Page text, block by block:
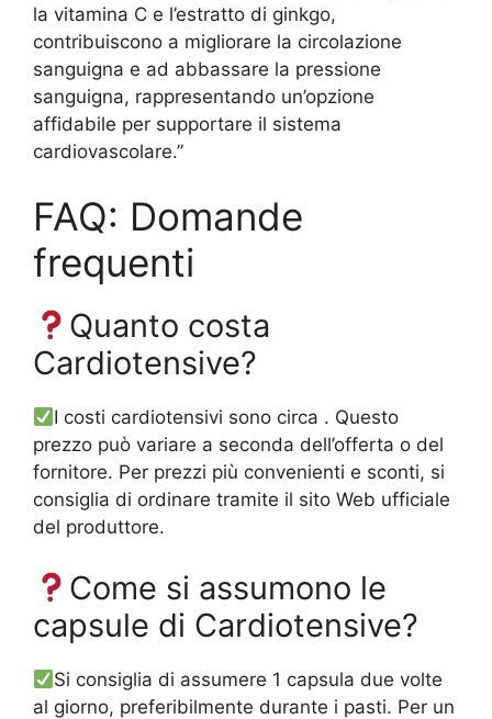
la vitamina C e l’estratto di ginkgo,
contribuiscono a migliorare la circolazione
sanguigna e ad abbassare la pressione
sanguigna, rappresentando un’opzione
affidabile per supportare il sistema
cardiovascolare.”
FAQ: Domande
frequenti
Quanto costa
Cardiotensive?
I costi cardiotensivi sono circa . Questo
prezzo può variare a seconda dell’offerta o del
fornitore. Per prezzi più convenienti e sconti, si
consiglia di ordinare tramite il sito Web ufficiale
del produttore.
Come si assumono le
capsule di Cardiotensive?
Si consiglia di assumere 1 capsula due volte
al giorno, preferibilmente durante i pasti. Per un